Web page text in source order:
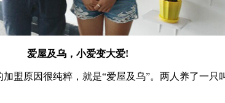
爱屋及乌，小爱变大爱!
原因很纯粹，就是“爱屋及乌”。两人养了一只